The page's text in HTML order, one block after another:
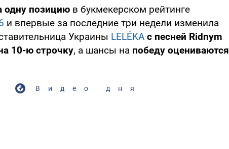
одну позицию в букмекерском рейтинге
и впервые за последние три недели изменила
Украины LELÉKA с песней Ridnym
10-ю строчку, а шансы на победу оцениваются
Видео дня